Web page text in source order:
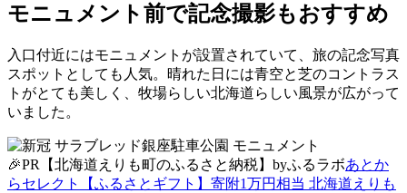
モニュメント前で記念撮影もおすすめ
入口付近にはモニュメントが設置されていて、旅の記念写真
スポットとしても人気。晴れた日には青空と芝のコントラス
トがとても美しく、牧場らしい北海道らしい風景が広がって
いました。
🎉PR【北海道えりも町のふるさと納税】byふるラボあとか
らセレクト【ふるさとギフト】寄附1万円相当 北海道えりも